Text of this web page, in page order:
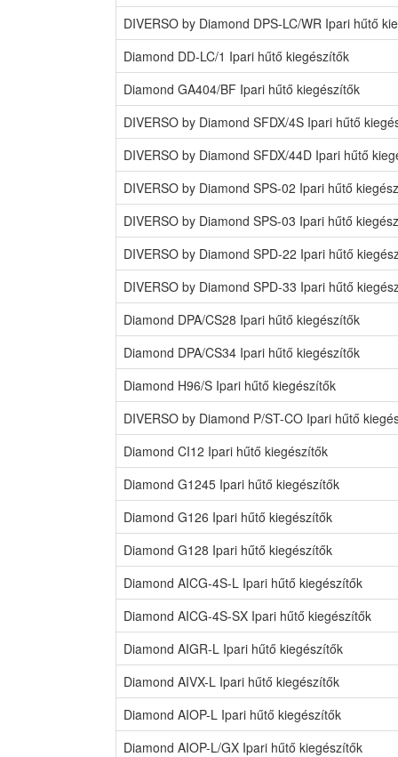
DIVERSO by Diamond DPS-LC/WR Ipari hűtő
Diamond DD-LC/1 Ipari hűtő kiegészítők
Diamond GA404/BF Ipari hűtő kiegészítők
DIVERSO by Diamond SFDX/4S Ipari hűtő
DIVERSO by Diamond SFDX/44D Ipari hűtő
DIVERSO by Diamond SPS-02 Ipari hűtő
DIVERSO by Diamond SPS-03 Ipari hűtő
DIVERSO by Diamond SPD-22 Ipari hűtő
DIVERSO by Diamond SPD-33 Ipari hűtő
Diamond DPA/CS28 Ipari hűtő kiegészítők
Diamond DPA/CS34 Ipari hűtő kiegészítők
Diamond H96/S Ipari hűtő kiegészítők
DIVERSO by Diamond P/ST-CO Ipari hűtő
Diamond CI12 Ipari hűtő kiegészítők
Diamond G1245 Ipari hűtő kiegészítők
Diamond G126 Ipari hűtő kiegészítők
Diamond G128 Ipari hűtő kiegészítők
Diamond AICG-4S-L Ipari hűtő kiegészítők
Diamond AICG-4S-SX Ipari hűtő kiegészítők
Diamond AIGR-L Ipari hűtő kiegészítők
Diamond AIVX-L Ipari hűtő kiegészítők
Diamond AIOP-L Ipari hűtő kiegészítők
Diamond AIOP-L/GX Ipari hűtő kiegészítők